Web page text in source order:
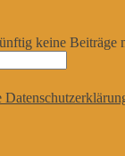
keine Beiträge